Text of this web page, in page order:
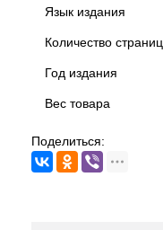
Язык издания
Количество страниц
Год издания
Вес товара
Поделиться: